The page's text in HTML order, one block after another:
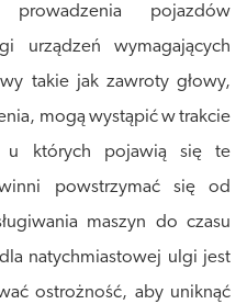
pojazdów
urządzeń wymagających
takie jak zawroty głowy,
mogą wystąpić w trakcie
u których pojawią się te
powstrzymać się od
maszyn do czasu
natychmiastowej ulgi jest
ostrożność, aby uniknąć